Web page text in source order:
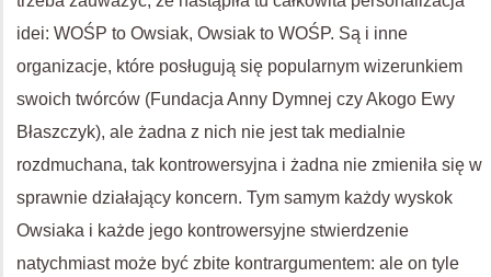
idei: WOŚP to Owsiak, Owsiak to WOŚP. Są i inne
organizacje, które posługują się popularnym wizerunkiem
swoich twórców (Fundacja Anny Dymnej czy Akogo Ewy
Błaszczyk), ale żadna z nich nie jest tak medialnie
rozdmuchana, tak kontrowersyjna i żadna nie zmieniła się w
sprawnie działający koncern. Tym samym każdy wyskok
Owsiaka i każde jego kontrowersyjne stwierdzenie
natychmiast może być zbite kontrargumentem: ale on tyle